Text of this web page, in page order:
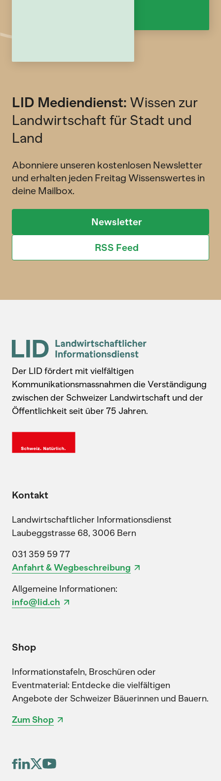
LID Mediendienst: Wissen zur
Landwirtschaft für Stadt und
Land
Abonniere unseren kostenlosen Newsletter
und erhalten jeden Freitag Wissenswertes in
deine Mailbox.
Newsletter
RSS Feed
Der LID fördert mit vielfältigen
Kommunikationsmassnahmen die Verständigung
zwischen der Schweizer Landwirtschaft und der
Öffentlichkeit seit über 75 Jahren.
Kontakt
Landwirtschaftlicher Informationsdienst
Laubeggstrasse 68, 3006 Bern
031 359 59 77
Anfahrt & Wegbeschreibung
Allgemeine Informationen:
info@lid.ch
Shop
Informationstafeln, Broschüren oder
Eventmaterial: Entdecke die vielfältigen
Angebote der Schweizer Bäuerinnen und Bauern.
Zum Shop